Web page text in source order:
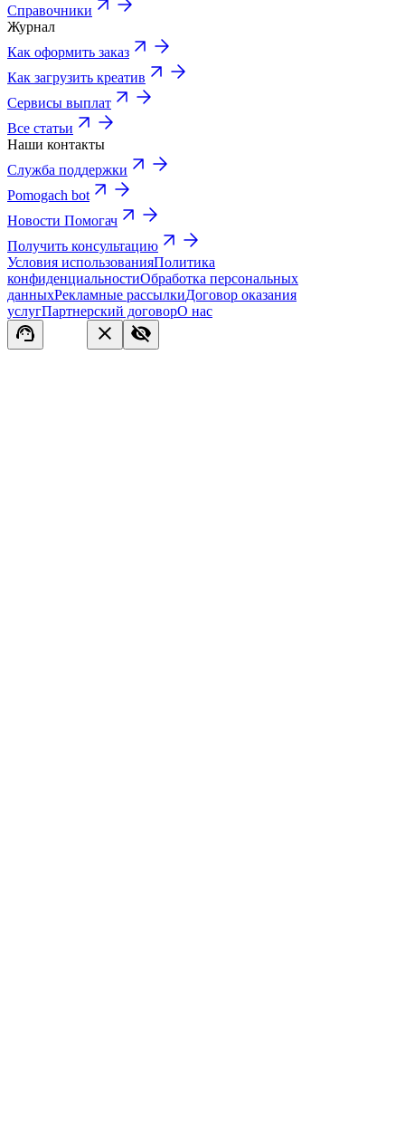
Справочники
Журнал
Как оформить заказ
Как загрузить креатив
Сервисы выплат
Все статьи
Наши контакты
Служба поддержки
Pomogach bot
Новости Помогач
Получить консультацию
Условия использованияПолитика
конфиденциальностиОбработка персональных
данныхРекламные рассылкиДоговор оказания
услугПартнерский договорО нас